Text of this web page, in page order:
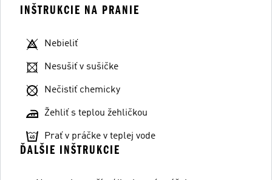
INŠTRUKCIE NA PRANIE
Nebieliť
Nesušiť v sušičke
Nečistiť chemicky
Žehliť s teplou žehličkou
Prať v práčke v teplej vode
ĎALŠIE INŠTRUKCIE